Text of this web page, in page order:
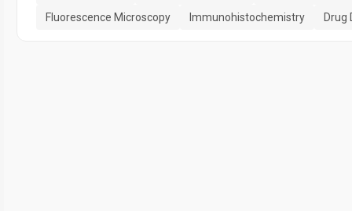
Fluorescence Microscopy
Immunohistochemistry Drug